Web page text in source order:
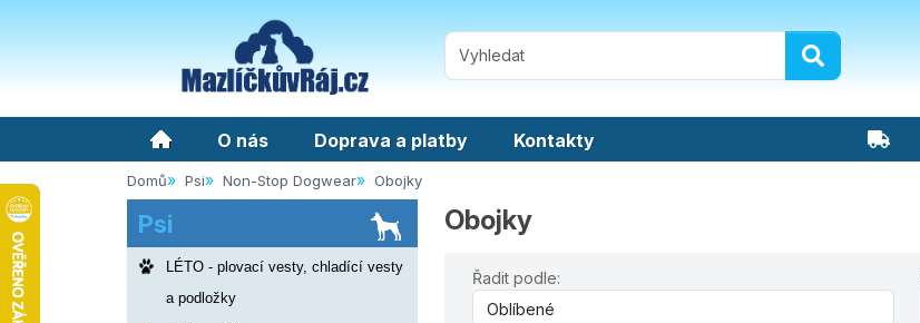
O nás Doprava a platby Kontakty
Domů Psi Non-Stop Dogwear Obojky
Psi
LÉTO - plovací vesty, chladící vesty
a podložky
Obojky
Řadit podle: